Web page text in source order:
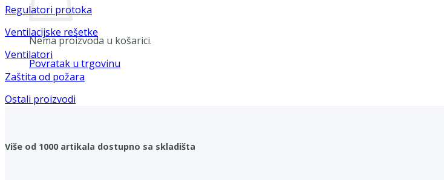
Nema proizvoda u košarici.
Povratak u trgovinu
Regulatori protoka
Ventilacijske rešetke
Ventilatori
Zaštita od požara
Ostali proizvodi
Više od 1000 artikala dostupno sa skladišta